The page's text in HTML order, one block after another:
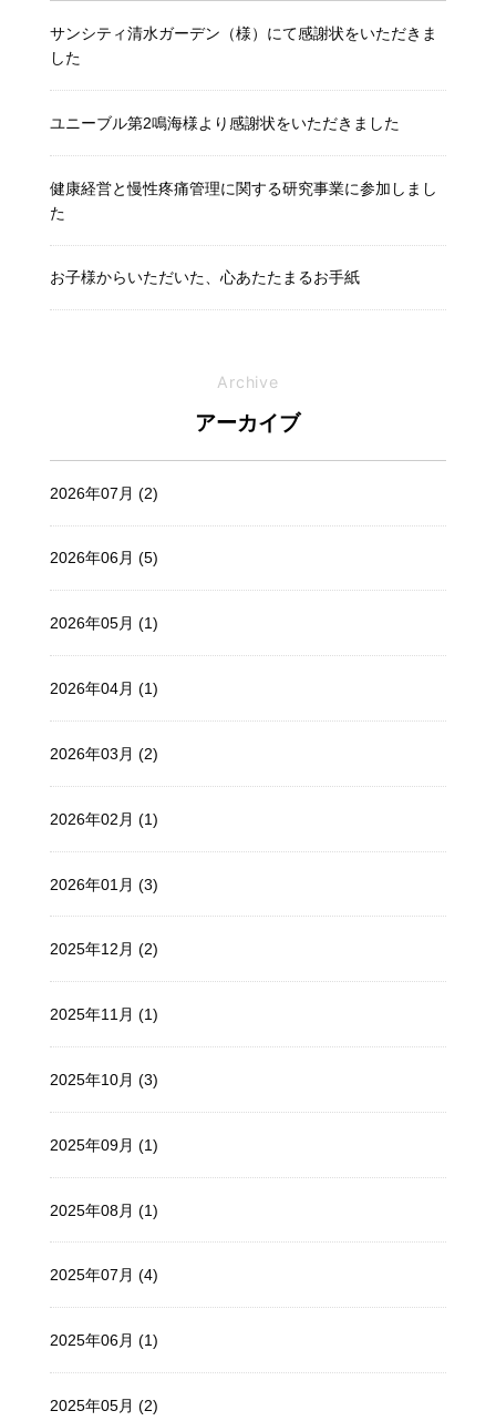
サンシティ清水ガーデン（様）にて感謝状をいただきま
した
ユニーブル第2鳴海様より感謝状をいただきました
健康経営と慢性疼痛管理に関する研究事業に参加しまし
た
お子様からいただいた、心あたたまるお手紙
Archive
アーカイブ
2026年07月 (2)
2026年06月 (5)
2026年05月 (1)
2026年04月 (1)
2026年03月 (2)
2026年02月 (1)
2026年01月 (3)
2025年12月 (2)
2025年11月 (1)
2025年10月 (3)
2025年09月 (1)
2025年08月 (1)
2025年07月 (4)
2025年06月 (1)
2025年05月 (2)